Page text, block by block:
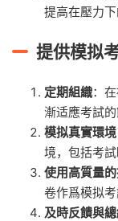
提高在壓力下
提供模拟
定期組織：
漸适應考試的
模拟真實環境
境，包括考試
使用高質量
卷作爲模拟考
及時反饋與